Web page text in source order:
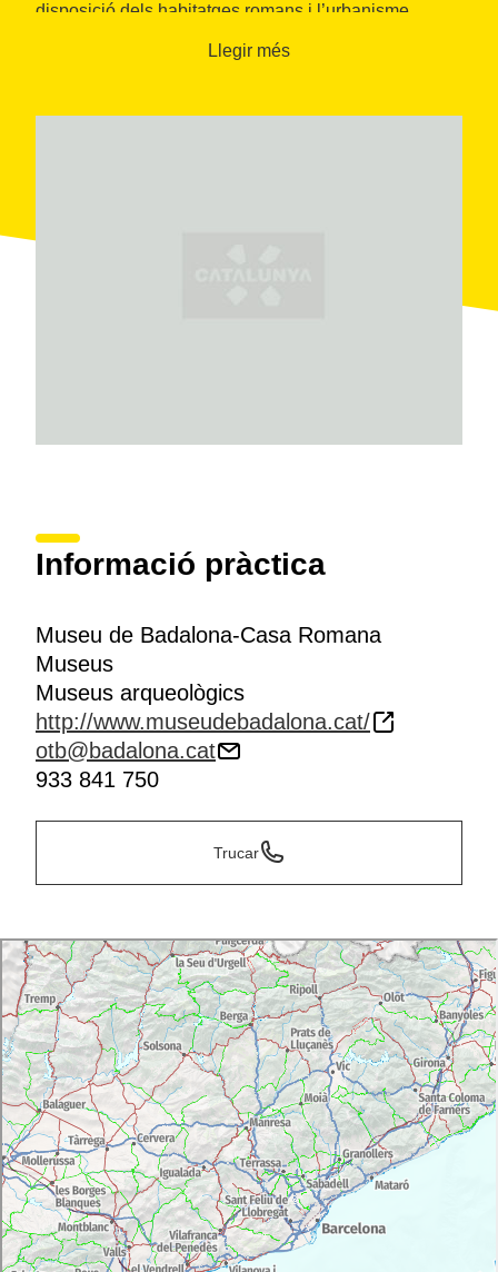
disposició dels habitatges romans i l’urbanisme
on hi ha untram d’un conducte d’aigua amb
Llegir més
Informació pràctica
Museu de Badalona-Casa Romana
Museus
Museus arqueològics
http://www.museudebadalona.cat/
otb@badalona.cat
933 841 750
Trucar